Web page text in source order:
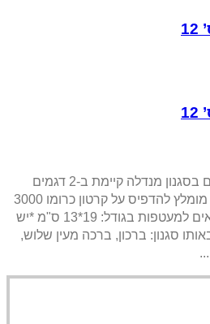
הזמנה לבת מצווה עם פרחים בסגנון מנדלה קיימת ב-2 דגמים
גודל: 18*12 ס"מ חד צדדית מומלץ להדפיס על קרטון כרומו 3000
גר' *ניתן לשנות צבעים *מתאים למעטפות בגודל: 19*13 ס"מ *יש
סגנון: ברכון, ברכה מעין שלוש,